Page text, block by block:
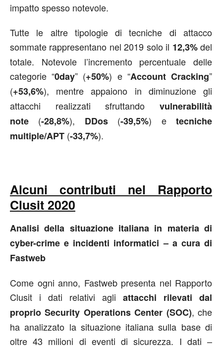
impatto spesso notevole.
Tutte le altre tipologie di tecniche di attacco
sommate rappresentano nel 2019 solo il 12,3%del
totale. Notevole l’incremento percentuale delle
categorie “0day” (+50%) e “Account Cracking”
(+53,6%), mentre appaiono in diminuzione gli
attacchi realizzati sfruttando vulnerabilità
note (-28,8%), DDos(-39,5%) etecniche
multiple/APT (-33,7%).
Alcuni contributi nel Rapporto
Clusit 2020
Analisi della situazione italiana in materia di
cyber-crime e incidenti informatici – a cura di
Fastweb
Come ogni anno, Fastweb presenta nel Rapporto
Clusit i dati relativi agli attacchi rilevati dal
proprio Security Operations Center (SOC), che
ha analizzato la situazione italiana sulla base di
oltre 43 milioni di eventi di sicurezza. I dati –